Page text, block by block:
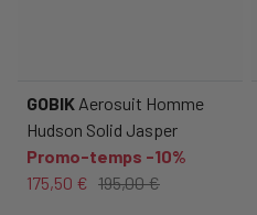
GOBIK Aerosuit Homme
Hudson Solid Jasper
Promo-temps -10%
175,50 € 195,00 €